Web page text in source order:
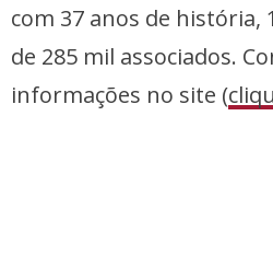
com 37 anos de história,
de 285 mil associados.
informações no site (